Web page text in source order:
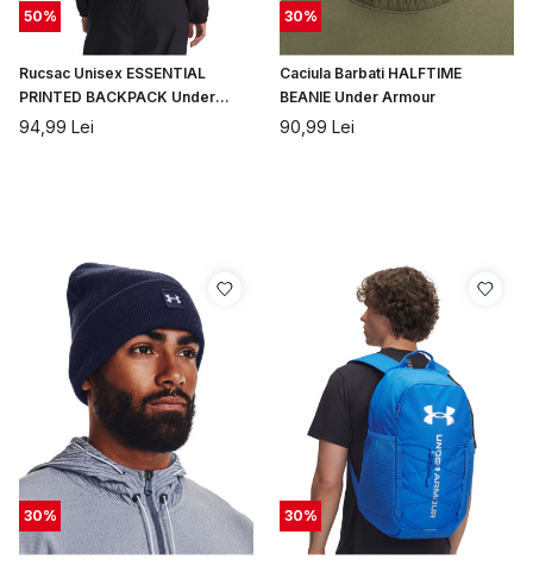
50%
Rucsac Unisex ESSENTIAL
PRINTED BACKPACK Under
Armour
94,99 Lei
30%
Caciula Barbati HALFTIME
BEANIE Under Armour
90,99 Lei
30% 30%